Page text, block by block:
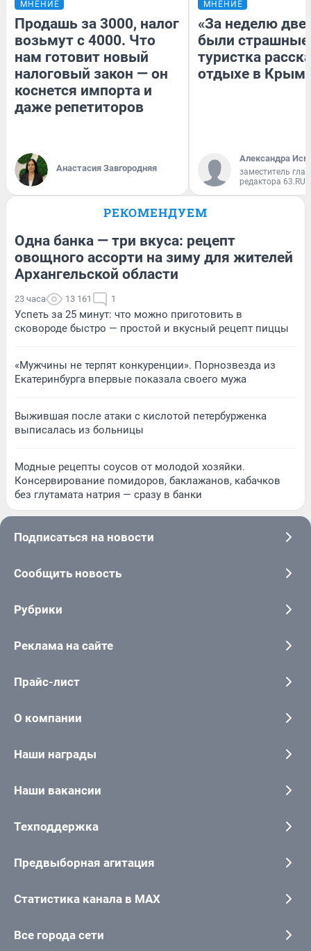
МНЕНИЕ
Продашь за 3000, налог
возьмут с 4000. Что
нам готовит новый
налоговый закон — он
коснется импорта и
даже репетиторов
Анастасия Завгородняя
МНЕНИЕ
«За неделю две
были
туристка
отдыхе в
Александра
заместитель
редактора 63.RU
РЕКОМЕНДУЕМ
Одна банка — три вкуса: рецепт
овощного ассорти на зиму для жителей
Архангельской области
23 часа 13 161 1
Успеть за 25 минут: что можно приготовить в
сковороде быстро — простой и вкусный рецепт пиццы
«Мужчины не терпят конкуренции». Порнозвезда из
Екатеринбурга впервые показала своего мужа
Выжившая после атаки с кислотой петербурженка
выписалась из больницы
Модные рецепты соусов от молодой хозяйки.
Консервирование помидоров, баклажанов, кабачков
без глутамата натрия — сразу в банки
Подписаться на новости
Сообщить новость
Рубрики
Реклама на сайте
Прайс-лист
О компании
Наши награды
Наши вакансии
Техподдержка
Предвыборная агитация
Статистика канала в MAX
Все города сети